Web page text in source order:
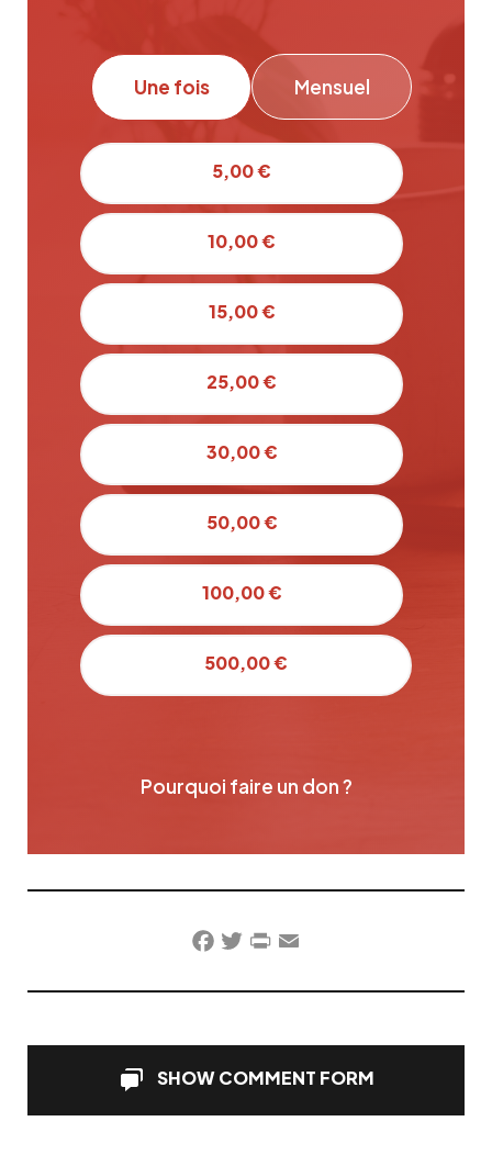
Une fois Mensuel
5,00 €
10,00 €
15,00 €
25,00 €
30,00 €
50,00 €
100,00 €
500,00 €
Pourquoi faire un don ?
Facebook
TwitterPrintFriendly
Email
SHOW COMMENT FORM